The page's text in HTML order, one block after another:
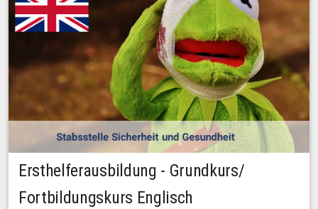
Ersthelferausbildung - Grundkurs/
Fortbildungskurs Englisch